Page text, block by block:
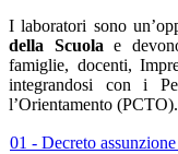
I laboratori sono
della Scuolae
famiglie, docenti,
integrandosi con i
l’Orientamento (PCTO).
01 - Decreto